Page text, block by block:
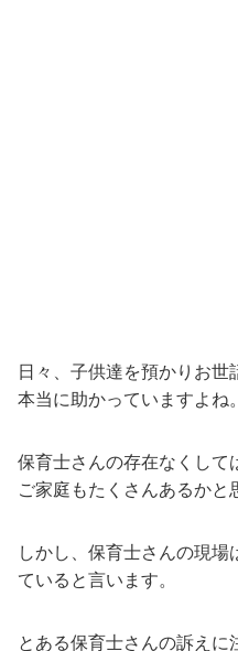
日々、子供達を預かりお
本当に助かっていますよね。
保育士さんの存在なくして
ご家庭もたくさんあるかと
しかし、保育士さんの現
ていると言います。
とある保育士さんの訴えに